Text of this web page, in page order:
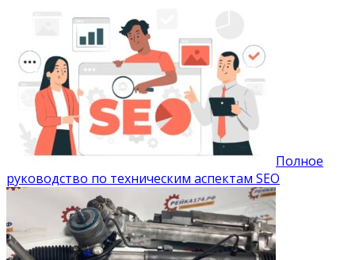
Полное
руководство по техническим аспектам SEO